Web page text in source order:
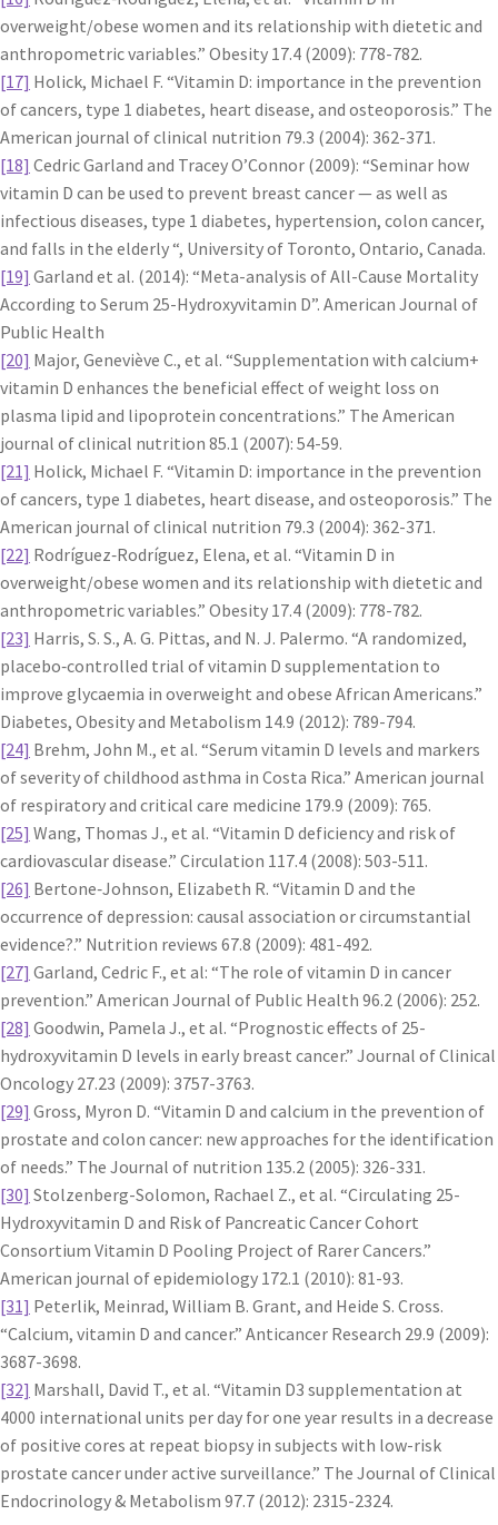
overweight/obese women and its relationship with dietetic and
anthropometric variables.” Obesity 17.4 (2009): 778-782.
[17] Holick, Michael F. “Vitamin D: importance in the prevention
of cancers, type 1 diabetes, heart disease, and osteoporosis.” The
American journal of clinical nutrition 79.3 (2004): 362-371.
[18] Cedric Garland and Tracey O’Connor (2009): “Seminar how
vitamin D can be used to prevent breast cancer — as well as
infectious diseases, type 1 diabetes, hypertension, colon cancer,
and falls in the elderly “, University of Toronto, Ontario, Canada.
[19] Garland et al. (2014): “Meta-analysis of All-Cause Mortality
According to Serum 25-Hydroxyvitamin D”. American Journal of
Public Health
[20] Major, Geneviève C., et al. “Supplementation with calcium+
vitamin D enhances the beneficial effect of weight loss on
plasma lipid and lipoprotein concentrations.” The American
journal of clinical nutrition 85.1 (2007): 54-59.
[21] Holick, Michael F. “Vitamin D: importance in the prevention
of cancers, type 1 diabetes, heart disease, and osteoporosis.” The
American journal of clinical nutrition 79.3 (2004): 362-371.
[22] Rodríguez‐Rodríguez, Elena, et al. “Vitamin D in
overweight/obese women and its relationship with dietetic and
anthropometric variables.” Obesity 17.4 (2009): 778-782.
[23] Harris, S. S., A. G. Pittas, and N. J. Palermo. “A randomized,
placebo‐controlled trial of vitamin D supplementation to
improve glycaemia in overweight and obese African Americans.”
Diabetes, Obesity and Metabolism 14.9 (2012): 789-794.
[24] Brehm, John M., et al. “Serum vitamin D levels and markers
of severity of childhood asthma in Costa Rica.” American journal
of respiratory and critical care medicine 179.9 (2009): 765.
[25] Wang, Thomas J., et al. “Vitamin D deficiency and risk of
cardiovascular disease.” Circulation 117.4 (2008): 503-511.
[26] Bertone‐Johnson, Elizabeth R. “Vitamin D and the
occurrence of depression: causal association or circumstantial
evidence?.” Nutrition reviews 67.8 (2009): 481-492.
[27] Garland, Cedric F., et al: “The role of vitamin D in cancer
prevention.” American Journal of Public Health 96.2 (2006): 252.
[28] Goodwin, Pamela J., et al. “Prognostic effects of 25-
hydroxyvitamin D levels in early breast cancer.” Journal of Clinical
Oncology 27.23 (2009): 3757-3763.
[29] Gross, Myron D. “Vitamin D and calcium in the prevention of
prostate and colon cancer: new approaches for the identification
of needs.” The Journal of nutrition 135.2 (2005): 326-331.
[30] Stolzenberg-Solomon, Rachael Z., et al. “Circulating 25-
Hydroxyvitamin D and Risk of Pancreatic Cancer Cohort
Consortium Vitamin D Pooling Project of Rarer Cancers.”
American journal of epidemiology 172.1 (2010): 81-93.
[31] Peterlik, Meinrad, William B. Grant, and Heide S. Cross.
“Calcium, vitamin D and cancer.” Anticancer Research 29.9 (2009):
3687-3698.
[32] Marshall, David T., et al. “Vitamin D3 supplementation at
4000 international units per day for one year results in a decrease
of positive cores at repeat biopsy in subjects with low-risk
prostate cancer under active surveillance.” The Journal of Clinical
Endocrinology & Metabolism 97.7 (2012): 2315-2324.